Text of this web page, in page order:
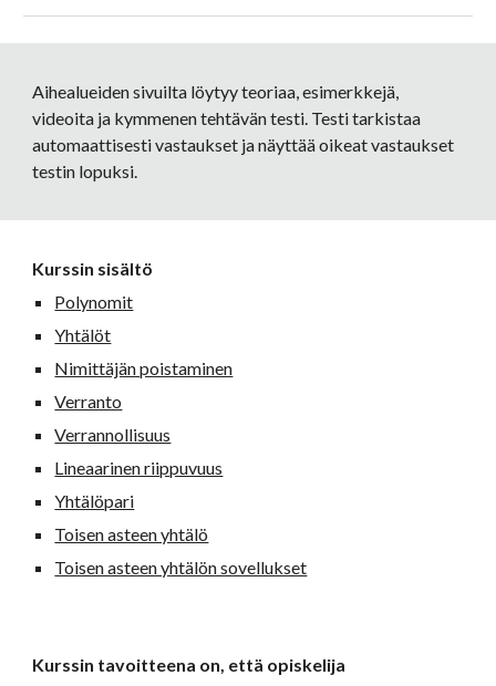
Aihealueiden sivuilta löytyy teoriaa, esimerkkejä,
videoita ja kymmenen tehtävän testi. Testi tarkistaa
automaattisesti vastaukset ja näyttää oikeat vastaukset
testin lopuksi.
Kurssin sisältö
Polynomit
Yhtälöt
Nimittäjän poistaminen
Verranto
Verrannollisuus
Lineaarinen riippuvuus
Yhtälöpari
Toisen asteen yhtälö
Toisen asteen yhtälön sovellukset
Kurssin tavoitteena on, että opiskelija